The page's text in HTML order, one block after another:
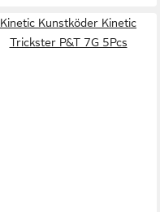
Kinetic Kunstköder Kinetic
Trickster P&T 7G 5Pcs